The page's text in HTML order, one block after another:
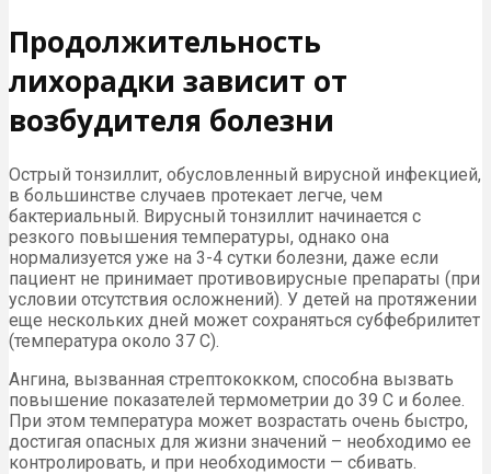
Продолжительность
лихорадки зависит от
возбудителя болезни
Острый тонзиллит, обусловленный вирусной инфекцией,
в большинстве случаев протекает легче, чем
бактериальный. Вирусный тонзиллит начинается с
резкого повышения температуры, однако она
нормализуется уже на 3-4 сутки болезни, даже если
пациент не принимает противовирусные препараты (при
условии отсутствия осложнений). У детей на протяжении
еще нескольких дней может сохраняться субфебрилитет
(температура около 37 С).
Ангина, вызванная стрептококком, способна вызвать
повышение показателей термометрии до 39 С и более.
При этом температура может возрастать очень быстро,
достигая опасных для жизни значений – необходимо ее
контролировать, и при необходимости — сбивать.